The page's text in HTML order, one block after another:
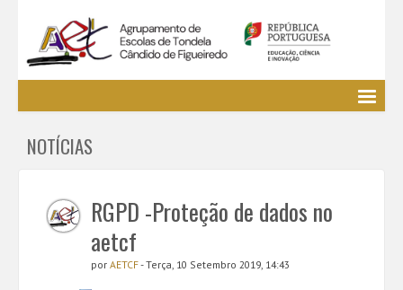
EE / Alunos
Cursos Profissionais
Bibliotecas
Media AETCF
Legislação
NOTÍCIAS
RGPD -Proteção de dados no
aetcf
por AETCF- Terça, 10 Setembro 2019, 14:43